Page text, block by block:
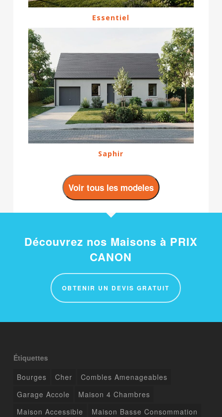
Essentiel
Saphir
Voir tous les modeles
Découvrez nos Maisons à PRIX
CANON
OBTENIR UN DEVIS GRATUIT
Étiquettes
Bourges
Cher
Combles Amenageables
Garage Accole
Maison 4 Chambres
Maison Accessible
Maison Basse Consommation